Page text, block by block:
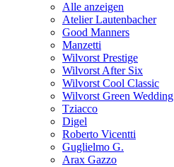
Alle anzeigen
Atelier Lautenbacher
Good Manners
Manzetti
Wilvorst Prestige
Wilvorst After Six
Wilvorst Cool Classic
Wilvorst Green Wedding
Tziacco
Digel
Roberto Vicentti
Guglielmo G.
Arax Gazzo